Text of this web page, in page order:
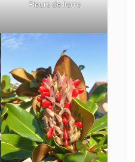
Fleurs de lierre